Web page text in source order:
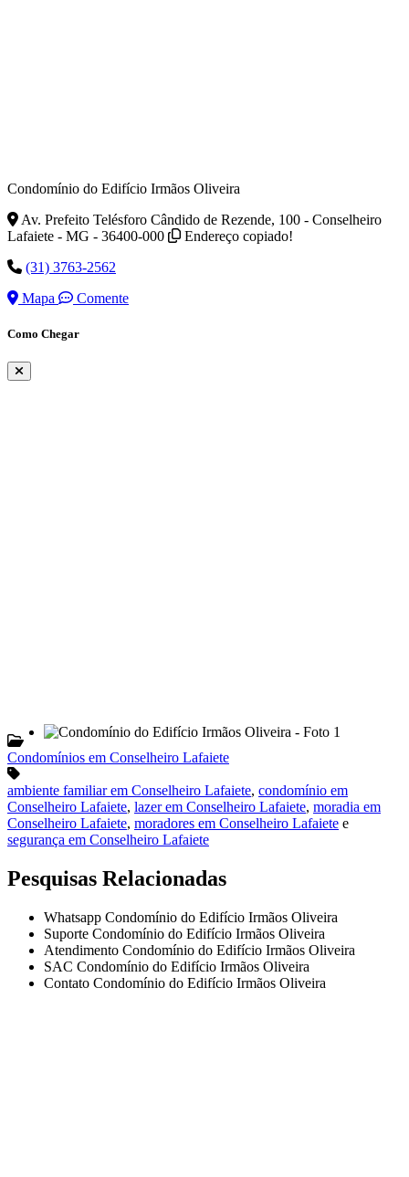
Condomínio do Edifício Irmãos Oliveira
Av. Prefeito Telésforo Cândido de Rezende, 100 - Conselheiro
Lafaiete - MG - 36400-000
Endereço copiado!
(31) 3763-2562
Mapa
Comente
Como Chegar
Condomínios em Conselheiro Lafaiete
ambiente familiar em Conselheiro Lafaiete, condomínio em
Conselheiro Lafaiete, lazer em Conselheiro Lafaiete, moradia em
Conselheiro Lafaiete, moradores em Conselheiro Lafaiete e
segurança em Conselheiro Lafaiete
Pesquisas Relacionadas
Whatsapp Condomínio do Edifício Irmãos Oliveira
Suporte Condomínio do Edifício Irmãos Oliveira
Atendimento Condomínio do Edifício Irmãos Oliveira
SAC Condomínio do Edifício Irmãos Oliveira
Contato Condomínio do Edifício Irmãos Oliveira